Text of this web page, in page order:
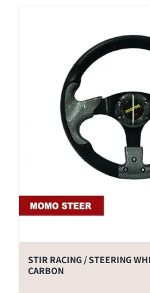
STIR RACING / STEERING
CARBON